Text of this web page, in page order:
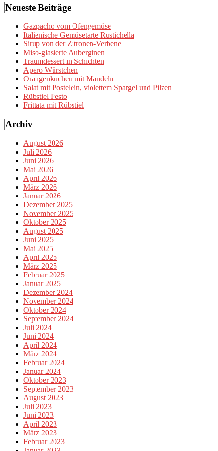
Neueste Beiträge
Gazpacho vom Ofengemüse
Italienische Gemüsetarte Rustichella
Sirup von der Zitronen-Verbene
Miso-glasierte Auberginen
Traumdessert in Schichten
Apero Würstchen
Orangenkuchen mit Mandeln
Salat mit Postelein, violettem Spargel und Pilzen
Rübstiel Pesto
Frittata mit Rübstiel
Archiv
August 2026
Juli 2026
Juni 2026
Mai 2026
April 2026
März 2026
Januar 2026
Dezember 2025
November 2025
Oktober 2025
August 2025
Juni 2025
Mai 2025
April 2025
März 2025
Februar 2025
Januar 2025
Dezember 2024
November 2024
Oktober 2024
September 2024
Juli 2024
Juni 2024
April 2024
März 2024
Februar 2024
Januar 2024
Oktober 2023
September 2023
August 2023
Juli 2023
Juni 2023
April 2023
März 2023
Februar 2023